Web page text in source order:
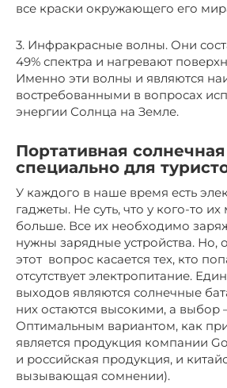
все краски окружающего его
3. Инфракрасные волны. Они
49% спектра и нагревают
Именно эти волны и являются
востребованными в вопросах
энергии Солнца на Земле.
Портативная
специально для
У каждого в наше время есть
гаджеты. Не суть, что у кого-то
больше. Все их необходимо
нужны зарядные устройства. Но,
этот вопрос касается тех, кто
отсутствует электропитание.
выходов являются солнечные
них остаются высокими, а
Оптимальным вариантом, как
является продукция компании
и российская продукция, и
вызывающая сомнении).